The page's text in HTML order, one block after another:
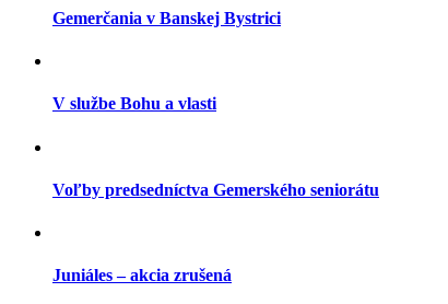
Gemerčania v Banskej Bystrici
V službe Bohu a vlasti
Voľby predsedníctva Gemerského seniorátu
Juniáles – akcia zrušená